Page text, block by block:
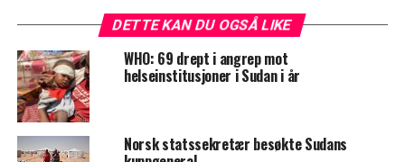
DETTE KAN DU OGSÅ LIKE
WHO: 69 drept i angrep mot
helseinstitusjoner i Sudan i år
Norsk statssekretær besøkte Sudans